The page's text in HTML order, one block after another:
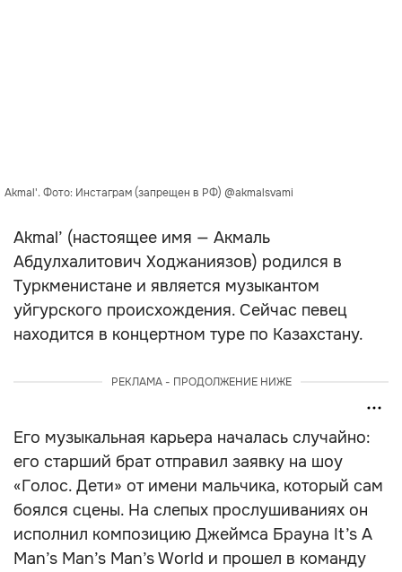
Akmal'. Фото: Инстаграм (запрещен в РФ) @akmalsvami
Akmal’ (настоящее имя — Акмаль
Абдулхалитович Ходжаниязов) родился в
Туркменистане и является музыкантом
уйгурского происхождения. Сейчас певец
находится в концертном туре по Казахстану.
РЕКЛАМА - ПРОДОЛЖЕНИЕ НИЖЕ
Его музыкальная карьера началась случайно:
его старший брат отправил заявку на шоу
«Голос. Дети» от имени мальчика, который сам
боялся сцены. На слепых прослушиваниях он
исполнил композицию Джеймса Брауна It’s A
Man’s Man’s Man’s World и прошел в команду